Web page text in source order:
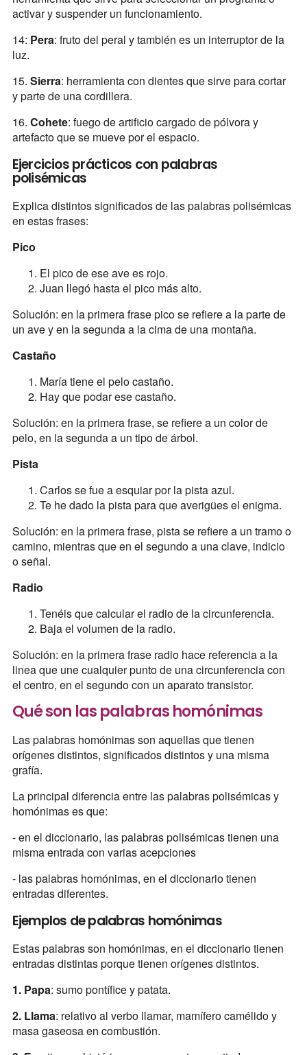
activar y suspender un funcionamiento.
14: Pera: fruto del peral y también es un interruptor de la
luz.
15. Sierra: herramienta con dientes que sirve para cortar
y parte de una cordillera.
16. Cohete: fuego de artificio cargado de pólvora y
artefacto que se mueve por el espacio.
Ejercicios prácticos con palabras
polisémicas
Explica distintos significados de las palabras polisémicas
en estas frases:
Pico
El pico de ese ave es rojo.
Juan llegó hasta el pico más alto.
Solución: en la primera frase pico se refiere a la parte de
un ave y en la segunda a la cima de una montaña.
Castaño
María tiene el pelo castaño.
Hay que podar ese castaño.
Solución: en la primera frase, se refiere a un color de
pelo, en la segunda a un tipo de árbol.
Pista
Carlos se fue a esquiar por la pista azul.
Te he dado la pista para que averigües el enigma.
Solución: en la primera frase, pista se refiere a un tramo o
camino, mientras que en el segundo a una clave, indicio
o señal.
Radio
Tenéis que calcular el radio de la circunferencia.
Baja el volumen de la radio.
Solución: en la primera frase radio hace referencia a la
linea que une cualquier punto de una circunferencia con
el centro, en el segundo con un aparato transistor.
Qué son las palabras homónimas
Las palabras homónimas son aquellas que tienen
orígenes distintos, significados distintos y una misma
grafía.
La principal diferencia entre las palabras polisémicas y
homónimas es que:
- en el diccionario, las palabras polisémicas tienen una
misma entrada con varias acepciones
- las palabras homónimas, en el diccionario tienen
entradas diferentes.
Ejemplos de palabras homónimas
Estas palabras son homónimas, en el diccionario tienen
entradas distintas porque tienen orígenes distintos.
1. Papa: sumo pontífice y patata.
2. Llama: relativo al verbo llamar, mamífero camélido y
masa gaseosa en combustión.